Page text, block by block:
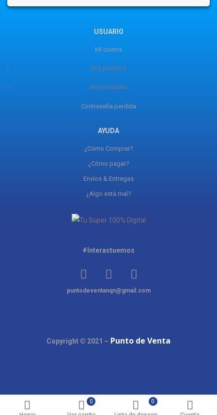
0
0
USUARIO
Mi cuenta
Mis pedidos
Mi monedero
Contraseña perdida
AYUDA
¿Cómo Comprar?
¿Cómo pagar?
Envíos & Entregas
¿Algo está mal?
#Interactuemos
puntodeventanqn@gmail.com
Copyright © 2021 – Punto de Venta